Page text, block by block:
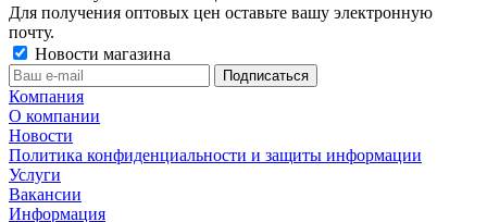
Для получения оптовых цен оставьте вашу электронную
почту.
Новости магазина
Компания
О компании
Новости
Политика конфиденциальности и защиты информации
Услуги
Вакансии
Информация